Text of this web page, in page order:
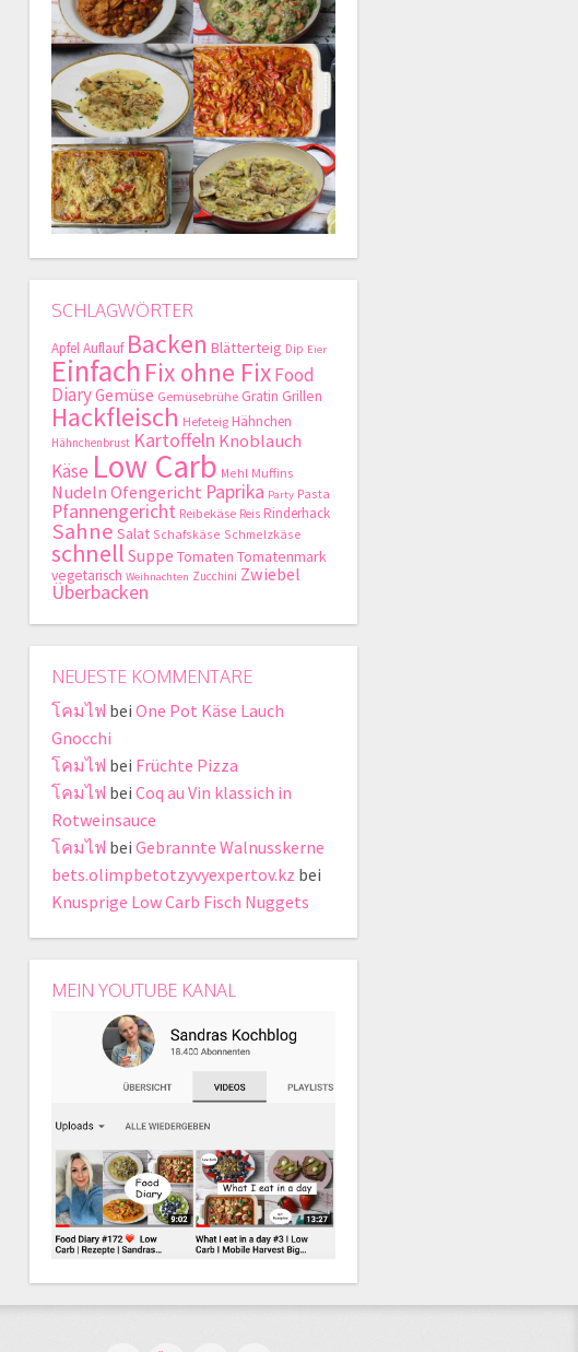
SCHLAGWÖRTER
ApfelAuflauf Backen Blätterteig Dip Eier
Einfach Fix ohne FixFood
DiaryGemüse Gemüsebrühe Gratin Grillen
Hackfleisch Hefeteig Hähnchen
Hähnchenbrust Kartoffeln Knoblauch
Käse Low Carb Mehl Muffins
NudelnOfengericht Paprika Party Pasta
Pfannengericht Reibekäse Reis Rinderhack
Sahne Salat Schafskäse Schmelzkäse
schnell Suppe Tomaten Tomatenmark
vegetarisch Weihnachten Zucchini Zwiebel
Überbacken
NEUESTE KOMMENTARE
โคมไฟ bei One Pot Käse Lauch
Gnocchi
โคมไฟ bei Früchte Pizza
โคมไฟ bei Coq au Vin klassich in
Rotweinsauce
โคมไฟ bei Gebrannte Walnusskerne
bets.olimpbetotzyvyexpertov.kz bei
Knusprige Low Carb Fisch Nuggets
MEIN YOUTUBE KANAL